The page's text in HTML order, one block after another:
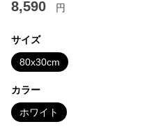
8,590 円
サイズ
80x30cm
カラー
ホワイト